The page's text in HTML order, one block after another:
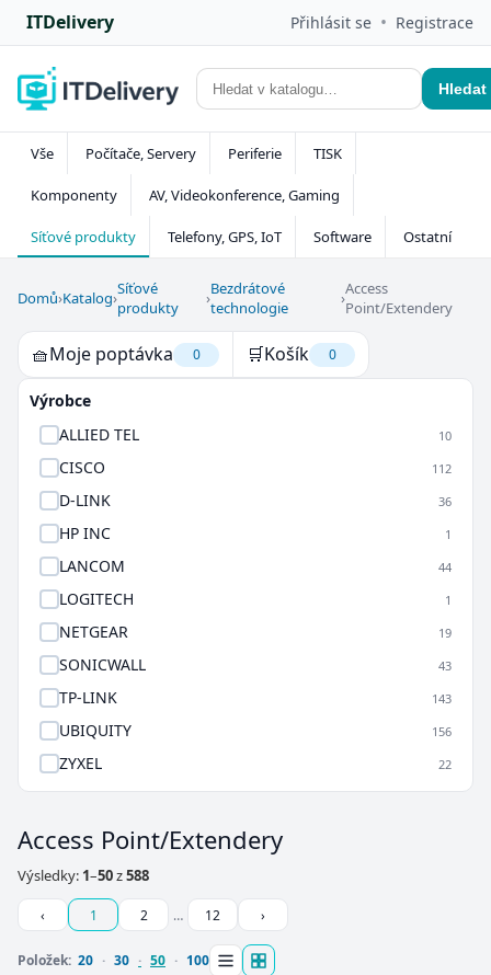
ITDelivery Přihlásit se • Registrace
Hledat
Vše Počítače, Servery Periferie TISK
Komponenty AV, Videokonference, Gaming
Síťové produkty Telefony, GPS, IoT Software Ostatní
Domů›Katalog›Síťové
produkty
›Bezdrátové
technologie
›Access
Point/Extendery
🧺Moje poptávka 0 🛒Košík 0
Výrobce
ALLIED TEL
10
CISCO 112
D-LINK 36
HP INC 1
LANCOM 44
LOGITECH 1
NETGEAR 19
SONICWALL 43
TP-LINK 143
UBIQUITY 156
ZYXEL 22
Access Point/Extendery
Výsledky: 1–50z588
‹ 1 2 … 12 ›
Položek: 20 30 50 100